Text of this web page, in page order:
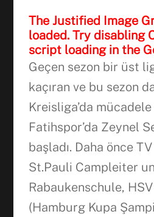
The Justified Image
loaded. Try disabling
script loading in the
Geçen sezon bir üst
kaçıran ve bu sezon
Kreisliga’da
Fatihspor’da Zeynel
başladı. Daha önce
St.Pauli Campleiter
Rabaukenschule,
(Hamburg Kupa